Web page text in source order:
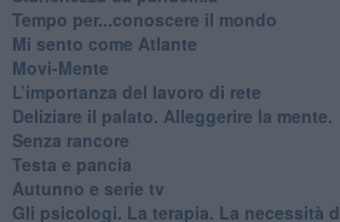
​Tempo per...conoscere il mondo
​Mi sento come Atlante
​Movi-Mente
​L’importanza del lavoro di rete
​Deliziare il palato. Alleggerire la mente.
​Senza rancore
​Testa e pancia
​Autunno e serie tv
​Gli psicologi. La terapia. La necessità